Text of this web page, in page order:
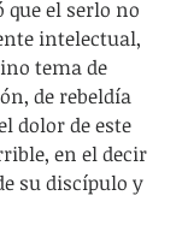
el serlo no
intelectual,
tema de
de rebeldía
dolor de este
en el decir
su discípulo y